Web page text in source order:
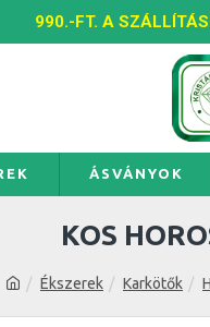
990.-FT. A
ÁSVÁNYOK
Ékszerek Karkötők
KOS